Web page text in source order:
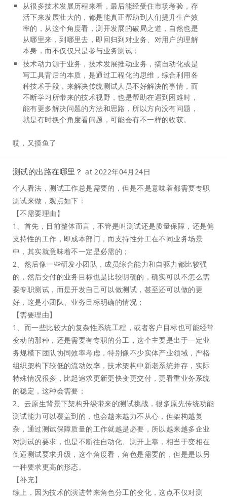
从很多技术发展历程来看，最后能经受住市场考验，存
活下来发展壮大的，都是能真正帮助到人们提升生产效
率的，从这个角度看，测开发展的破局之道，自然也是
从哪里来，到哪里去，即回归到对业务、对用户的理解
本身，而不仅仅只是参与业务测试；
技术动力源于业务，技术发展推动业务，搞自动化或是
写工具背后的本质，是通过工程化的思维，综合利用各
种技术手段，来解决传统测试人员不好解决的事情，而
不断学习所带来的技术视野，也是帮助在遇到困难时，
能有更多解决问题的方法和思路，所以方向没有问题，
就是有时换个角度看问题，可能会有不一样的收获。
哎，又摸鱼了
测试的出路在哪里？ at2022年04月24日
个人看法，测试工作总是需要的，但是不是意味着都需要专职
测试来做，观点如下：
【不需要理由】
1、首先，目前整体而言，不管是叫测试还是质量保障，还是偏
支持性的工作，即成本部门，而支持性分工在不同业务场景
中，其实就意味着不一定是必需的；
2、然后像一些研发小团队，成员综合能力和自驱力都比较强
的，然后交付的业务目标也是比较明确的，确实可以不怎么需
要专职测试，而是开发自己可以做测试，甚至还可以做的更
好，这是小团队、业务目标明确的情况；
【需要理由】
1、而一些比较大的复杂性系统工程，或者客户目标也可能经常
变动的那种，还是需要有专职的分工，这个主要是出于一定业
务规模下团队协同效率考虑，特别像不少实体产业领域，严格
组织架构下较低的流动效率，技术架构中新老系统并存，实际
特殊情况很多，比起追求更新更快变更交付，更看重业务系统
的稳定，这种会需要；
2、云原生背景下架构升级带来的测试挑战，很多原先传统功能
测试能力可以覆盖到的，也会越来越力不从心，但架构越复
杂，通过测试保障质量的工作就越是必要，所以越来越多企业
对测试的要求，也是不断往自动化、测开上靠，相当于变相在
倒逼测试要求升级，这个角度看，角色是需要的，但是是以另
一种要求更高的形态。
【补充】
综上，因为技术的演进带来角色分工的变化，这点不仅对测